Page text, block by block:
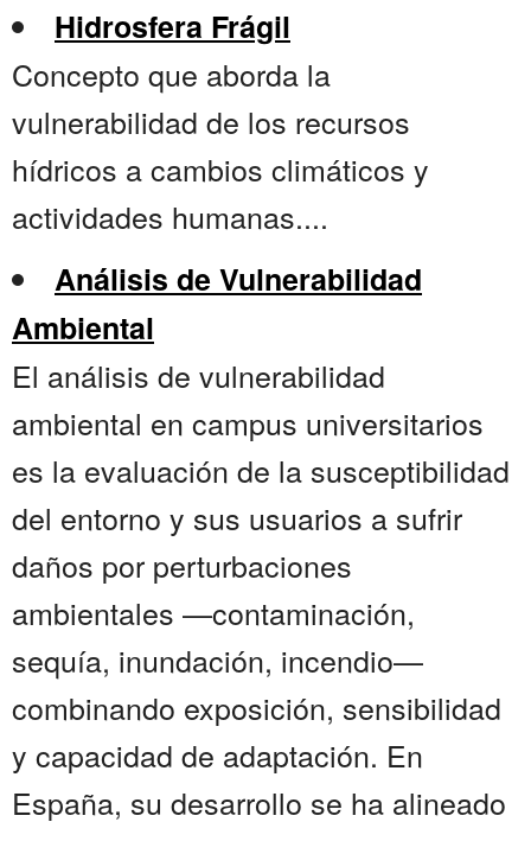
Hidrosfera Frágil
Concepto que aborda la
vulnerabilidad de los recursos
hídricos a cambios climáticos y
actividades humanas....
Análisis de Vulnerabilidad
Ambiental
El análisis de vulnerabilidad
ambiental en campus universitarios
es la evaluación de la susceptibilidad
del entorno y sus usuarios a sufrir
daños por perturbaciones
ambientales —contaminación,
sequía, inundación, incendio—
combinando exposición, sensibilidad
y capacidad de adaptación. En
España, su desarrollo se ha alineado